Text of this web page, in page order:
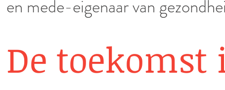
en mede-eigenaar van
De toekomst